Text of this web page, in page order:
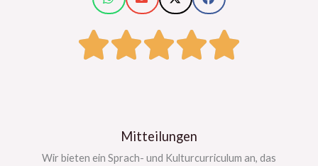
Mitteilungen
Wir bieten ein Sprach- und Kulturcurriculum an, das